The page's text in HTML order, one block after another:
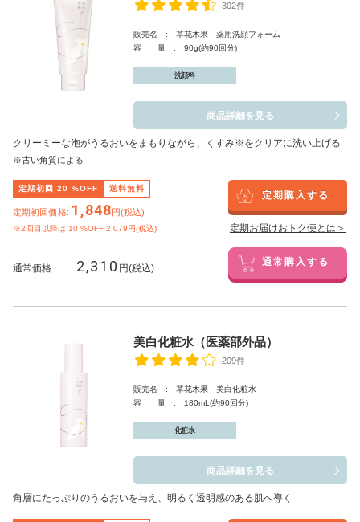
302件
販売名 : 草花木果 薬用洗顔フォーム
容 量 : 90g(約90回分)
洗顔料
商品詳細を見る
クリーミーな泡がうるおいをまもりながら、くすみ※をクリアに洗い上げる
※古い角質による
定期初回 20 %OFF 送料無料
定期初回価格: 1,848円(税込)
※2回目以降は 10 %OFF 2,079円(税込)
定期購入する
定期お届けおトク便とは＞
通常価格 2,310 円(税込) 通常購入する
美白化粧水（医薬部外品）
209件
販売名 : 草花木果 美白化粧水
容 量 : 180mL(約90回分)
化粧水
商品詳細を見る
角層にたっぷりのうるおいを与え、明るく透明感のある肌へ導く